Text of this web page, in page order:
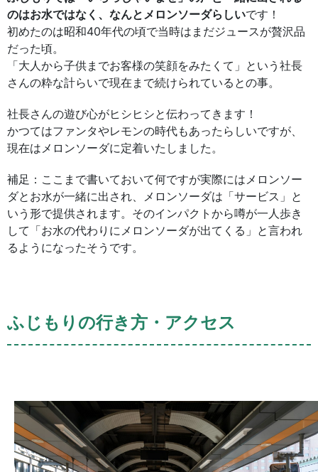
のはお水ではなく、なんとメロンソーダらしいです！
初めたのは昭和40年代の頃で当時はまだジュースが贅沢品
だった頃。
「大人から子供までお客様の笑顔をみたくて」という社長
さんの粋な計らいで現在まで続けられているとの事。
社長さんの遊び心がヒシヒシと伝わってきます！
かつてはファンタやレモンの時代もあったらしいですが、
現在はメロンソーダに定着いたしました。
補足：ここまで書いておいて何ですが実際にはメロンソー
ダとお水が一緒に出され、メロンソーダは「サービス」と
いう形で提供されます。そのインパクトから噂が一人歩き
して「お水の代わりにメロンソーダが出てくる」と言われ
るようになったそうです。
ふじもりの行き方・アクセス